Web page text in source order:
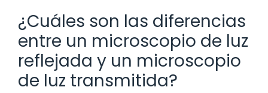
¿Cuáles son las diferencias
entre un microscopio de luz
reflejada y un microscopio
de luz transmitida?